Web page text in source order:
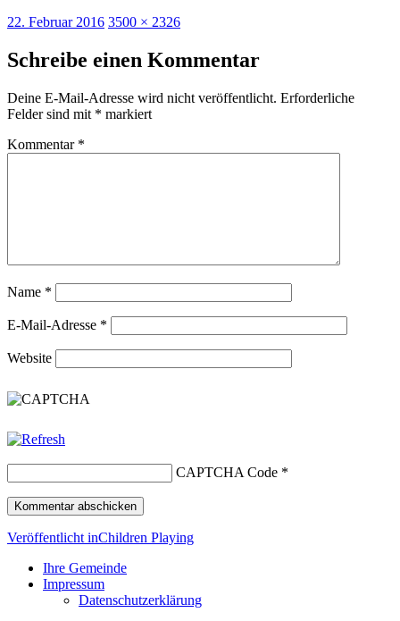
Veröffentlicht
22. Februar 2016 Originalgröße
3500 × 2326
Schreibe einen Kommentar
Deine E-Mail-Adresse wird nicht veröffentlicht. Erforderliche
Felder sind mit * markiert
Kommentar *
Name *
E-Mail-Adresse *
Website
CAPTCHA Code *
Beitragsnavigation
Veröffentlicht inChildren Playing
Ihre Gemeinde
Impressum
Datenschutzerklärung